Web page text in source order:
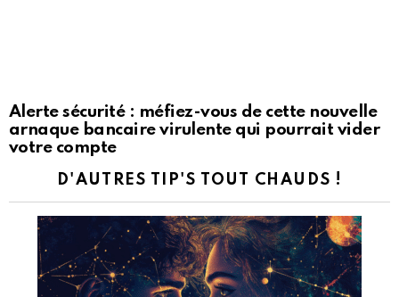
Alerte sécurité : méfiez-vous de cette nouvelle
arnaque bancaire virulente qui pourrait vider
votre compte
D'AUTRES TIP'S TOUT CHAUDS !